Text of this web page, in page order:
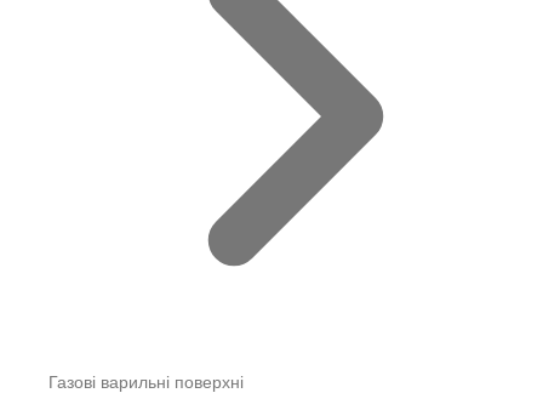
Газові варильні поверхні